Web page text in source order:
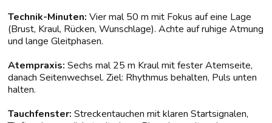
Technik-Minuten: Vier mal 50 m mit Fokus auf eine Lage
(Brust, Kraul, Rücken, Wunschlage). Achte auf ruhige Atmung
und lange Gleitphasen.
Atempraxis: Sechs mal 25 m Kraul mit fester Atemseite,
danach Seitenwechsel. Ziel: Rhythmus behalten, Puls unten
halten.
Tauchfenster: Streckentauchen mit klaren Startsignalen,